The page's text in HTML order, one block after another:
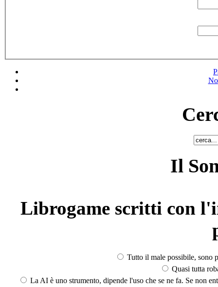
Il
Librogame scritti con
Tutto il male possibile, sono
Quasi tutta
La AI è uno strumento, dipende l'uso che se ne fa. Se non